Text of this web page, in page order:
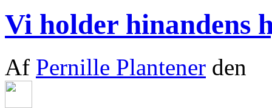
Vi holder hinandens
Af Pernille Plantener den